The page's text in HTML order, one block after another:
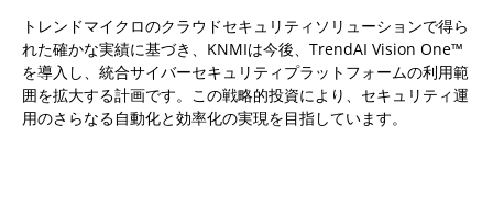
トレンドマイクロのクラウドセキュリティソリューションで得ら
れた確かな実績に基づき、KNMIは今後、TrendAI Vision One™
を導入し、統合サイバーセキュリティプラットフォームの利用範
囲を拡大する計画です。この戦略的投資により、セキュリティ運
用のさらなる自動化と効率化の実現を目指しています。